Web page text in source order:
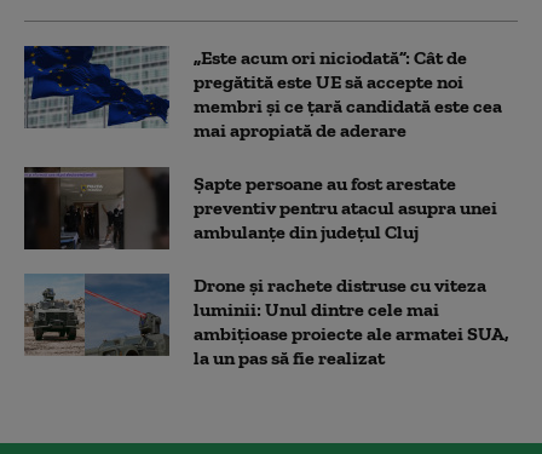
„Este acum ori niciodată”: Cât de
pregătită este UE să accepte noi
membri și ce țară candidată este cea
mai apropiată de aderare
Șapte persoane au fost arestate
preventiv pentru atacul asupra unei
ambulanțe din județul Cluj
Drone și rachete distruse cu viteza
luminii: Unul dintre cele mai
ambițioase proiecte ale armatei SUA,
la un pas să fie realizat